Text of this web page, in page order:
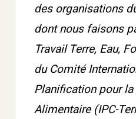
des organisations
dont nous faisons
Travail Terre, Eau,
du Comité
Planification pour la
Alimentaire (IPC-